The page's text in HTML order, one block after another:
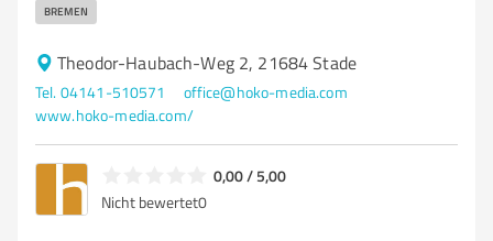
BREMEN
Theodor-Haubach-Weg 2, 21684 Stade
Tel. 04141-510571
office@hoko-media.com
www.hoko-media.com/
0,00 / 5,00
Nicht bewertet0